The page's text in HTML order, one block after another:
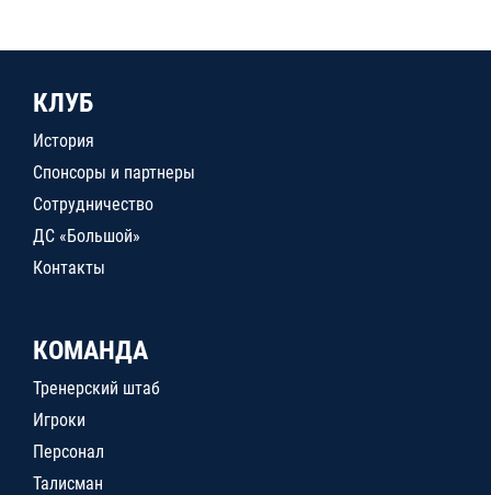
КЛУБ
История
Спонсоры и партнеры
Сотрудничество
ДС «Большой»
Контакты
КОМАНДА
Тренерский штаб
Игроки
Персонал
Талисман